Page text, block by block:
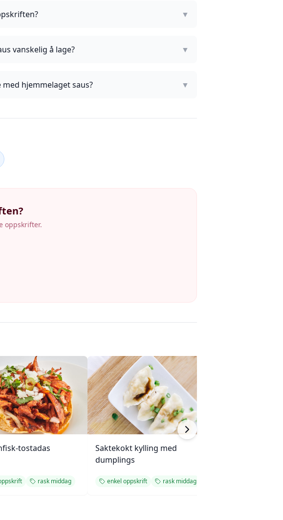
▼
vanskelig å lage? ▼
hjemmelaget saus? ▼
oppskrifter.
tostadas
rask middag
Saktekokt kylling med
dumplings
enkel oppskrift rask middag